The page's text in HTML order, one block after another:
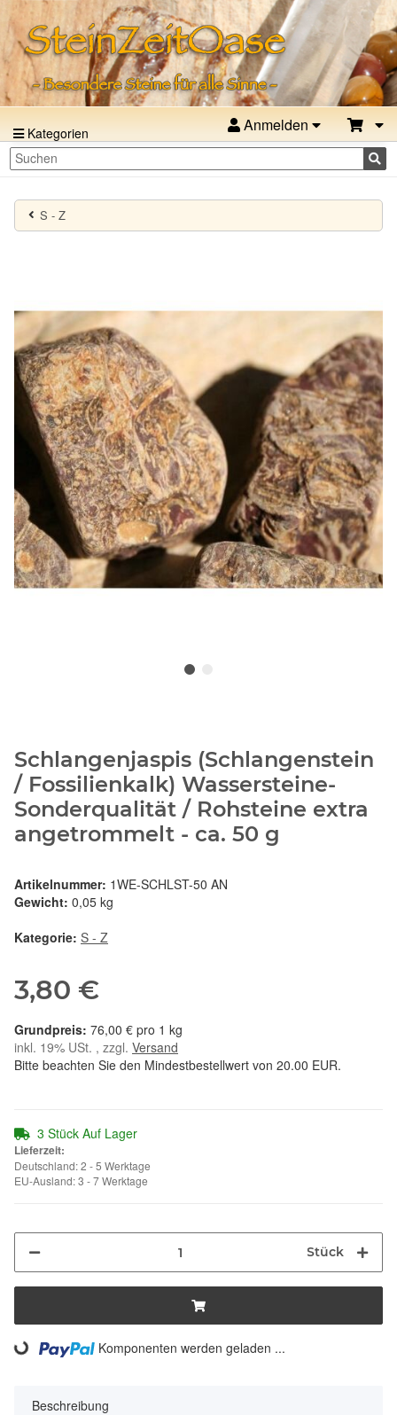
Kategorien Anmelden
S - Z
Schlangenjaspis (Schlangenstein
/ Fossilienkalk) Wassersteine-
Sonderqualität / Rohsteine extra
angetrommelt - ca. 50 g
Artikelnummer: 1WE-SCHLST-50 AN
Gewicht: 0,05 kg
Kategorie: S - Z
3,80 €
76,00 € pro 1 kg
inkl. 19% USt. , zzgl. Versand
Bitte beachten Sie den Mindestbestellwert von 20.00 EUR.
3 Stück Auf Lager
Lieferzeit:
Deutschland: 2 - 5 Werktage
EU-Ausland: 3 - 7 Werktage
Stück
Loading... Komponenten werden geladen ...
Beschreibung